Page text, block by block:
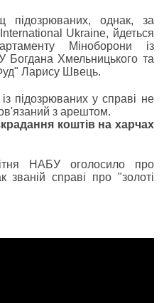
однак, за
Ukraine, йдеться
Міноборони із
Богдана Хмельницького та
Ларису Швець.
підозрюваних у справі не
з арештом.
коштів на харчах
НАБУ оголосило про
званій справі про "золоті